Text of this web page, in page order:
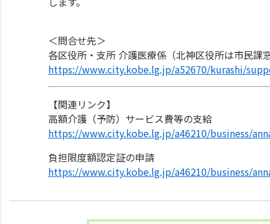
＜問合せ先＞
各区役所・支所 介護医療係（北神区役所は市民課
https://www.city.kobe.lg.jp/a52670/kurashi/
【関連リンク】
高額介護（予防）サービス費等の支給
https://www.city.kobe.lg.jp/a46210/business/
負担限度額認定証の申請
https://www.city.kobe.lg.jp/a46210/business/